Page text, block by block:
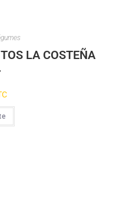
LA COSTEÑA